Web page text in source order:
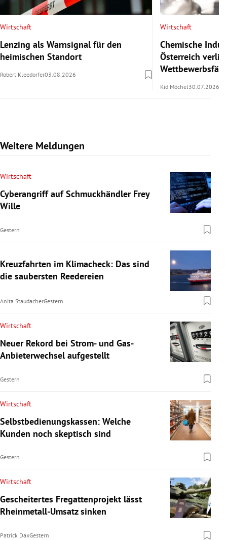
Wirtschaft
Lenzing als Warnsignal für den
heimischen Standort
Robert Kleedorfer03.08.2026
Wirtschaft
Chemische
Österreich
Kid Möchel30.07.2026
Weitere Meldungen
Wirtschaft
Cyberangriff auf Schmuckhändler Frey
Wille
Gestern
Kreuzfahrten im Klimacheck: Das sind
die saubersten Reedereien
Anita StaudacherGestern
Wirtschaft
Neuer Rekord bei Strom- und Gas-
Anbieterwechsel aufgestellt
Gestern
Wirtschaft
Selbstbedienungskassen: Welche
Kunden noch skeptisch sind
Gestern
Wirtschaft
Gescheitertes Fregattenprojekt lässt
Rheinmetall-Umsatz sinken
Patrick DaxGestern